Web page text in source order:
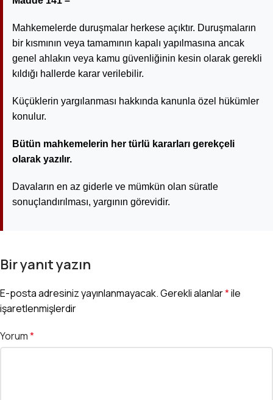
Mahkemelerde duruşmalar herkese açıktır. Duruşmaların
bir kısmının veya tamamının kapalı yapılmasına ancak
genel ahlakın veya kamu güvenliğinin kesin olarak gerekli
kıldığı hallerde karar verilebilir.
Küçüklerin yargılanması hakkında kanunla özel hükümler
konulur.
Bütün mahkemelerin her türlü kararları gerekçeli
olarak yazılır.
Davaların en az giderle ve mümkün olan süratle
sonuçlandırılması, yargının görevidir.
Bir yanıt yazın
E-posta adresiniz yayınlanmayacak.Gerekli alanlar*ile
işaretlenmişlerdir
Yorum*